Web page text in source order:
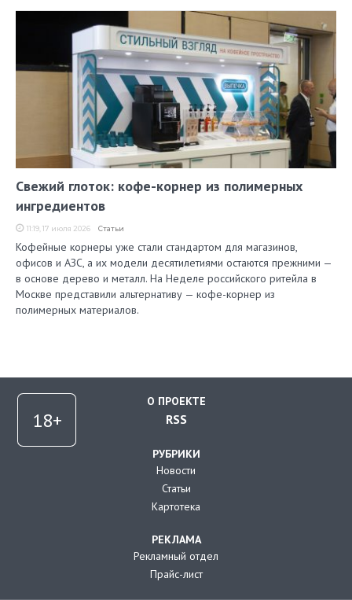
Свежий глоток: кофе-корнер из полимерных
ингредиентов
11:19, 17 июля 2026 Статьи
Кофейные корнеры уже стали стандартом для магазинов,
офисов и АЗС, а их модели десятилетиями остаются прежними —
в основе дерево и металл. На Неделе российского ритейла в
Москве представили альтернативу — кофе-корнер из
полимерных материалов.
О ПРОЕКТЕ
RSS
РУБРИКИ
Новости
Статьи
Картотека
РЕКЛАМА
Рекламный отдел
Прайс-лист